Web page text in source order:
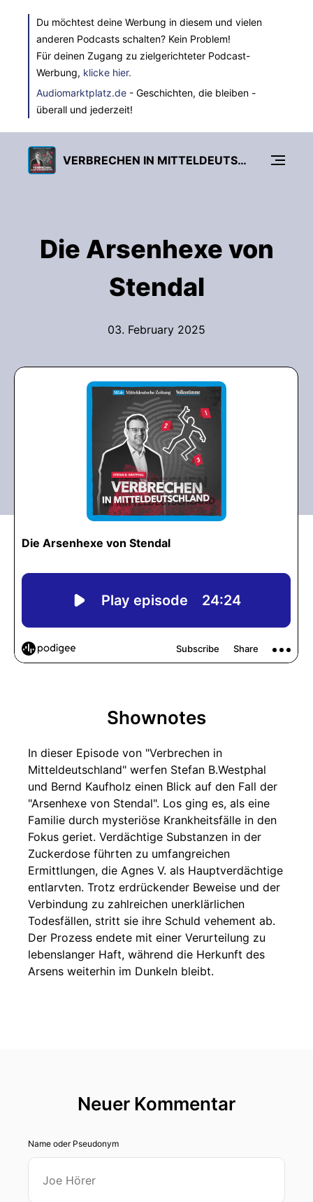
Du möchtest deine Werbung in diesem und vielen
anderen Podcasts schalten? Kein Problem!
Für deinen Zugang zu zielgerichteter Podcast-
Werbung, klicke hier.
Audiomarktplatz.de - Geschichten, die bleiben -
überall und jederzeit!
VERBRECHEN IN MITTELDEUTSCHLAND
Die Arsenhexe von
Stendal
03. February 2025
Shownotes
In dieser Episode von "Verbrechen in
Mitteldeutschland" werfen Stefan B.Westphal
und Bernd Kaufholz einen Blick auf den Fall der
"Arsenhexe von Stendal". Los ging es, als eine
Familie durch mysteriöse Krankheitsfälle in den
Fokus geriet. Verdächtige Substanzen in der
Zuckerdose führten zu umfangreichen
Ermittlungen, die Agnes V. als Hauptverdächtige
entlarvten. Trotz erdrückender Beweise und der
Verbindung zu zahlreichen unerklärlichen
Todesfällen, stritt sie ihre Schuld vehement ab.
Der Prozess endete mit einer Verurteilung zu
lebenslanger Haft, während die Herkunft des
Arsens weiterhin im Dunkeln bleibt.
Neuer Kommentar
Name oder Pseudonym